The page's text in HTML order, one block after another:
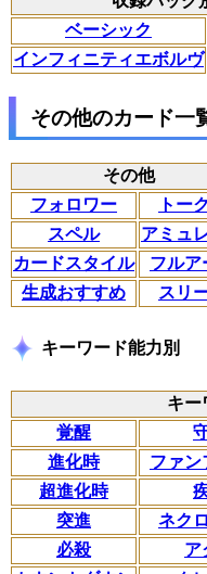
ベーシック
インフィニティエボルヴ
その他のカード一
その他
フォロワー
トー
スペル
アミュ
カードスタイル
フルア
生成おすすめ
スリ
キーワード能力別
キー
覚醒
進化時
ファン
超進化時
突進
ネク
必殺
ア